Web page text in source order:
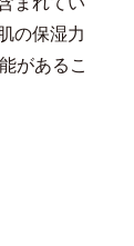
の保湿力
があるこ